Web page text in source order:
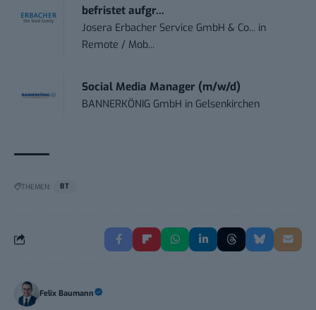
befristet aufgr...
Josera Erbacher Service GmbH & Co... in
Remote / Mob...
Social Media Manager (m/w/d)
BANNERKÖNIG GmbH in Gelsenkirchen
THEMEN: BT
Felix Baumann